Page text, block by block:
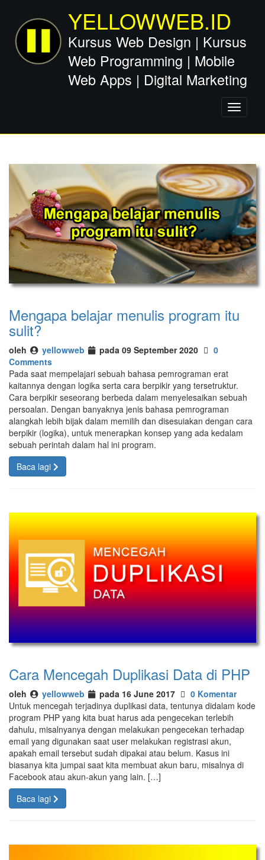
YELLOWWEB.ID
Kursus Web Design | Kursus
Web Programming | Mobile
Web Apps | Digital Marketing
Toggle
Mengapa belajar menulis program itu
sulit?
oleh yellowweb pada 09 September 2020
0
Comments
Pada saat mempelajari sebuah bahasa pemrograman erat
kaitannya dengan logika serta cara berpikir yang tersetruktur.
Cara berpikir seseorang berbeda dalam menyelesaikan sebuah
persoalan. Dengan banyaknya jenis bahasa pemrograman
alangkah lebih bijak dalam memilih dan disesuiakan dengan cara
berpikir (logika), untuk menerapkan konsep yang ada kedalam
sebuah perintah dalam hal ini program.
Baca lagi
Cara Mencegah Duplikasi Data di PHP
oleh yellowweb pada 16 June 2017
0 Komentar
Untuk mencegah terjadinya duplikasi data, tentunya didalam kode
program PHP yang kita buat harus ada pengecekan terlebih
dahulu, misalnyanya dengan melakukan pengecekan terhadap
email yang digunakan saat user melakukan registrasi akun,
apakah email tersebut sudah dipakai atau belum. Kasus ini
biasanya kita jumpai saat kita membuat akun baru, misalnya di
Facebook atau akun-akun yang lain. […]
Baca lagi